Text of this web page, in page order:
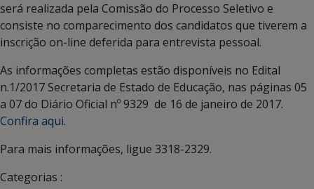
será realizada pela Comissão do Processo Seletivo e
consiste no comparecimento dos candidatos que tiverem a
inscrição on-line deferida para entrevista pessoal.
As informações completas estão disponíveis no Edital
n.1/2017 Secretaria de Estado de Educação, nas páginas 05
a 07 do Diário Oficial nº 9329 de 16 de janeiro de 2017.
Confira aqui.
Para mais informações, ligue 3318-2329.
Categorias :